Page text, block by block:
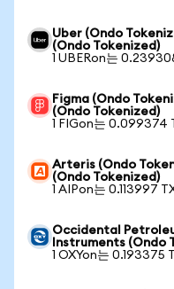
Uber (Ondo
(Ondo Tokenized)
1 UBERon는
Figma (Ondo
(Ondo Tokenized)
1 FIGon는 0.099374
Arteris (Ondo
(Ondo Tokenized)
1 AIPon는 0.113997
Occidental
Instruments (Ondo
1 OXYon는 0.193375